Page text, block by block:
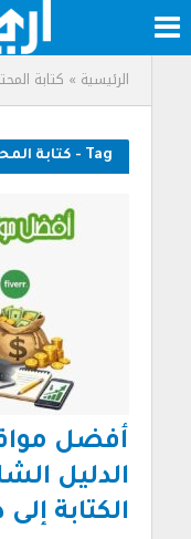
الرئيسية » كتابة
Tag - كتابة المحتوى
أفضل
الدليل
الكتابة